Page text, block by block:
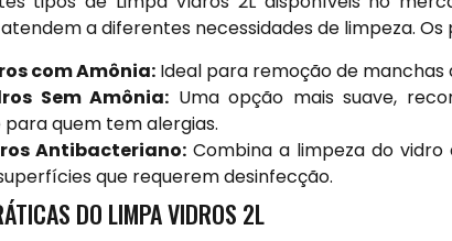
a diferentes necessidades de limpeza. Os
com Amônia: Ideal para remoção de manchas
Sem Amônia: Uma opção mais suave,
quem tem alergias.
Antibacteriano:Combina a limpeza do vidro
que requerem desinfecção.
DO LIMPA VIDROS 2L